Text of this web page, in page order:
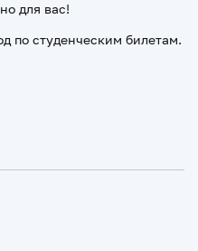
для вас!
по студенческим билетам.